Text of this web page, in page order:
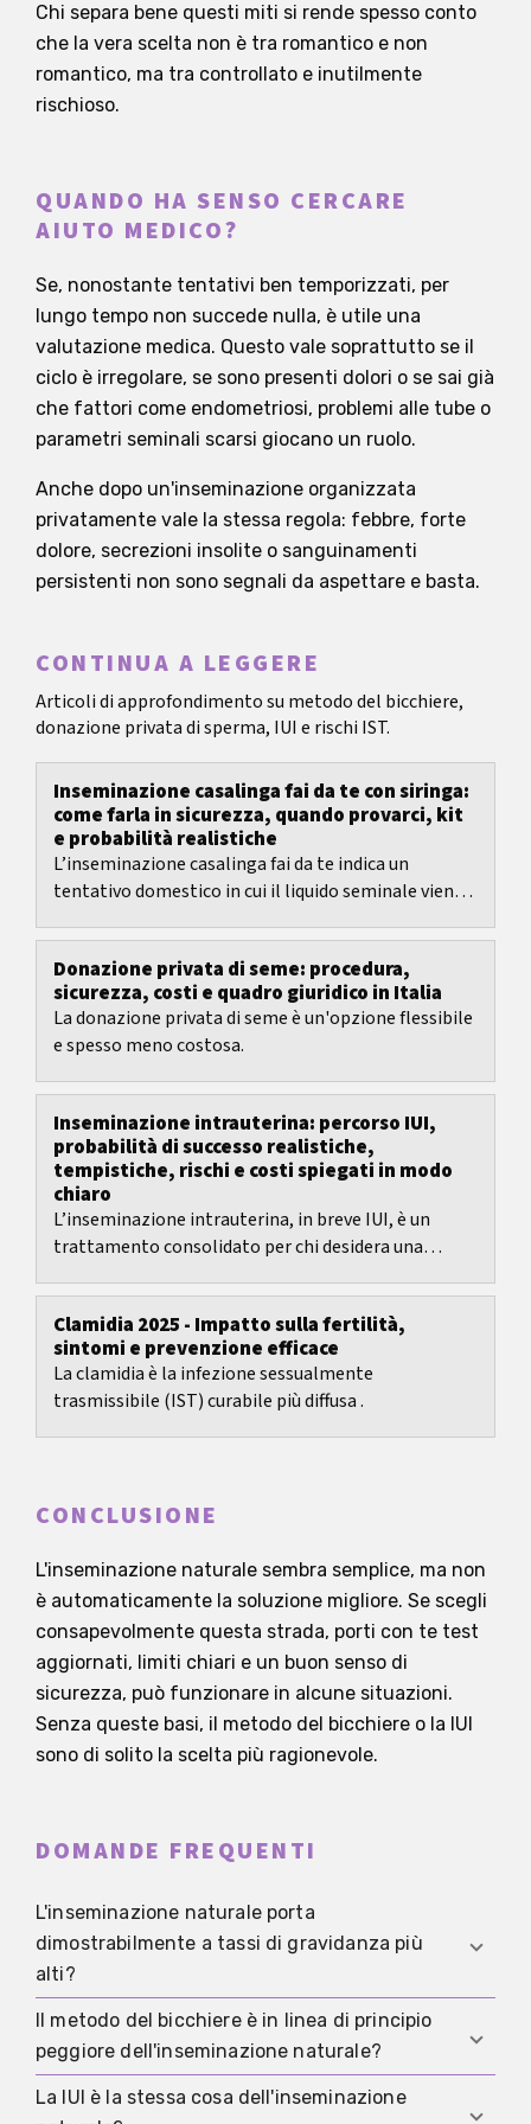
Chi separa bene questi miti si rende spesso conto
che la vera scelta non è tra romantico e non
romantico, ma tra controllato e inutilmente
rischioso.
QUANDO HA SENSO CERCARE
AIUTO MEDICO?
Se, nonostante tentativi ben temporizzati, per
lungo tempo non succede nulla, è utile una
valutazione medica. Questo vale soprattutto se il
ciclo è irregolare, se sono presenti dolori o se sai già
che fattori come endometriosi, problemi alle tube o
parametri seminali scarsi giocano un ruolo.
Anche dopo un'inseminazione organizzata
privatamente vale la stessa regola: febbre, forte
dolore, secrezioni insolite o sanguinamenti
persistenti non sono segnali da aspettare e basta.
CONTINUA A LEGGERE
Articoli di approfondimento su metodo del bicchiere,
donazione privata di sperma, IUI e rischi IST.
Inseminazione casalinga fai da te con siringa:
come farla in sicurezza, quando provarci, kit
e probabilità realistiche
L’inseminazione casalinga fai da te indica un
tentativo domestico in cui il liquido seminale viene
Donazione privata di seme: procedura,
sicurezza, costi e quadro giuridico in Italia
La donazione privata di seme è un'opzione flessibile
e spesso meno costosa.
Inseminazione intrauterina: percorso IUI,
probabilità di successo realistiche,
tempistiche, rischi e costi spiegati in modo
chiaro
L’inseminazione intrauterina, in breve IUI, è un
trattamento consolidato per chi desidera una
Clamidia 2025 - Impatto sulla fertilità,
sintomi e prevenzione efficace
La clamidia è la infezione sessualmente
trasmissibile (IST) curabile più diffusa .
CONCLUSIONE
L'inseminazione naturale sembra semplice, ma non
è automaticamente la soluzione migliore. Se scegli
consapevolmente questa strada, porti con te test
aggiornati, limiti chiari e un buon senso di
sicurezza, può funzionare in alcune situazioni.
Senza queste basi, il metodo del bicchiere o la IUI
sono di solito la scelta più ragionevole.
DOMANDE FREQUENTI
L'inseminazione naturale porta
dimostrabilmente a tassi di gravidanza più
alti?
No, non esiste evidenza robusta. Più importanti
sono tempistica, qualità dello sperma, ciclo
adatto e la presenza o meno di cause mediche
Il metodo del bicchiere è in linea di principio
peggiore dell'inseminazione naturale?
No. Il metodo del bicchiere è diverso, non
La IUI è la stessa cosa dell'inseminazione